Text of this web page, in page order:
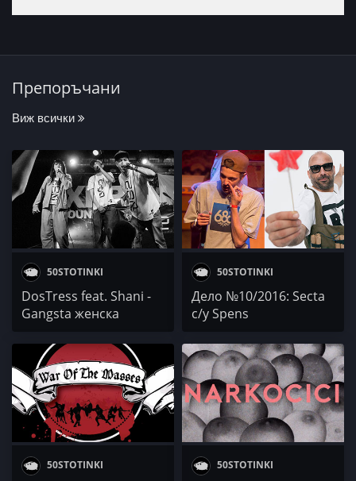
Препоръчани
Виж всички
50STOTINKI
DosTress fеаt. Shani -
Gangsta женска
50STOTINKI
Дело №10/2016: Secta
с/у Spens
50STOTINKI 50STOTINKI